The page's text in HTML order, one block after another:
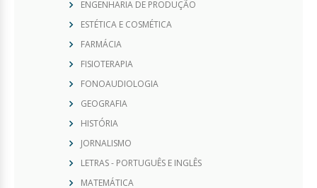
ENGENHARIA DE PRODUÇÃO
ESTÉTICA E COSMÉTICA
FARMÁCIA
FISIOTERAPIA
FONOAUDIOLOGIA
GEOGRAFIA
HISTÓRIA
JORNALISMO
LETRAS - PORTUGUÊS E INGLÊS
MATEMÁTICA